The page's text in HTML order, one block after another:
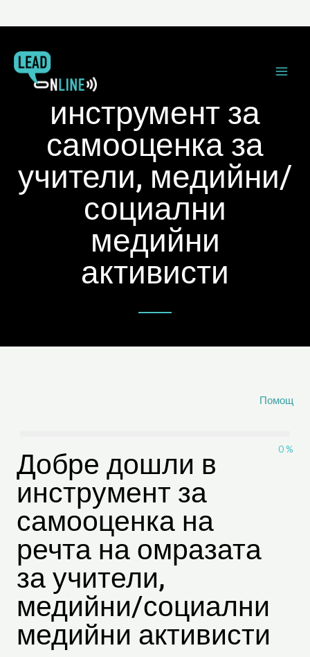
инструмент за
самооценка за
учители, медийни/
социални
медийни
активисти
Помощ
Добре дошли в
инструмент за
самооценка на
речта на омразата
за учители,
медийни/социални
медийни активисти
0 %